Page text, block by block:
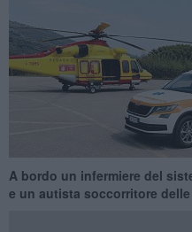
A bordo un infermiere del
e un autista soccorritore